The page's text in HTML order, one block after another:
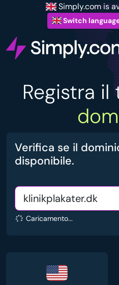
Simply.com is
Switch
Registra
Verifica se il
disponibile.
Caricamento...